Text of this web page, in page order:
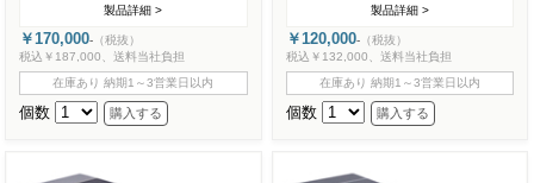
製品詳細 >
￥170,000- （税抜）
税込￥187,000、送料当社負担
在庫あり 納期1～3営業日以内
個数
製品詳細 >
￥120,000- （税抜）
税込￥132,000、送料当社負担
在庫あり 納期1～3営業日以内
個数